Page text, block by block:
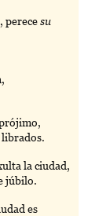
perecesu
librados.
la ciudad,
júbilo.
es